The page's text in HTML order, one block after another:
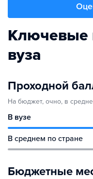
Ключевые
вуза
Проходной
На бюджет, очно, в
В вузе
В среднем по стране
Бюджетные